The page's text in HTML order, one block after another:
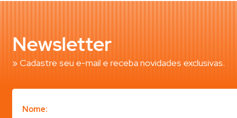
Newsletter
» Cadastre seu e-mail e receba novidades exclusivas.
Nome: